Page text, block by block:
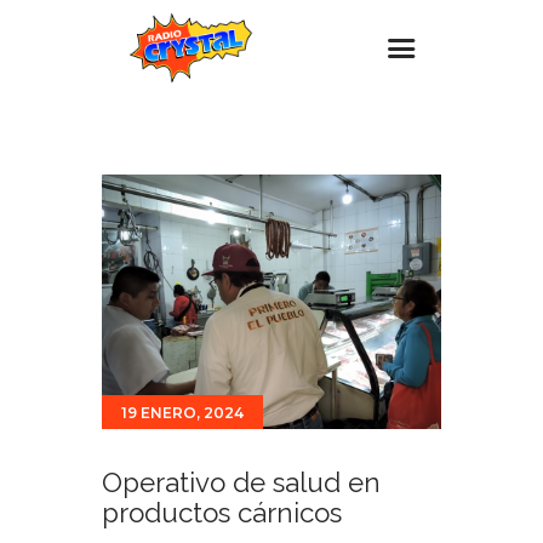
Estaciones
Eventos
Promociones
Noticias
Para ti
Contacto
19 ENERO, 2024
Operativo de salud en
productos cárnicos